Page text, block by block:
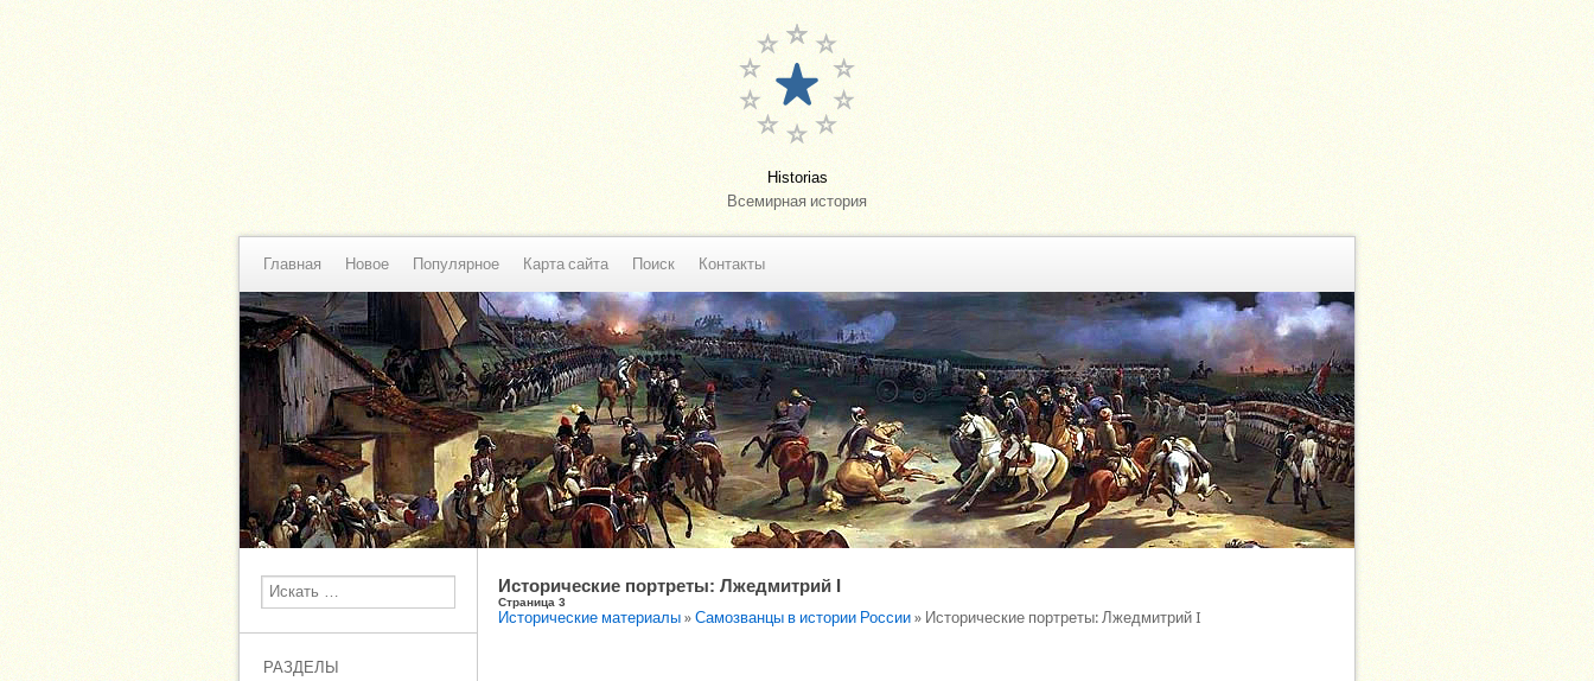
Historias
Всемирная история
Главная Новое Популярное Карта сайта Поиск Контакты
Поиск
РАЗДЕЛЫ
Исторические портреты: Лжедмитрий I
Страница 3
Исторические материалы » Самозванцы в истории России » Исторические портреты: Лжедмитрий I